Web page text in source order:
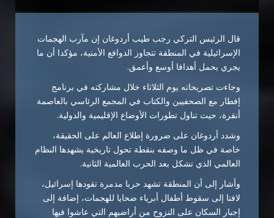
قال الرئيس التركي رجب طيب أردوغان إن مآرب الهجمات
الإسرائيلية في المنطقة تتجاوز الدوافع الأمنية، مؤكدا أن ما
يجري يحمل أهدافا أوسع وأعمق.
وجاءت تصريحاته يوم الثلاثاء خلال مشاركته في برنامج
إفطار مع الصحفيين والكتاب في المجمع الرئاسي بالعاصمة
أنقرة، حيث تناول تطورات الأوضاع الإقليمية والدولية.
وشدد أردوغان على ضرورة إطلاع العالم على الحقيقة،
خاصة في ظل ما وصفه بنقطة تحول تاريخية يشهدها النظام
العالمي الذي تشكل بعد الحرب العالمية الثانية.
وأشار إلى أن المنطقة تشهد حربا مدمرة تقودها إسرائيل،
لافتا إلى سقوط أطفال أبرياء ضحايا للهجمات، إضافة إلى
إجبار السكان على النزوح من أراضيهم التي عاشوا فيها